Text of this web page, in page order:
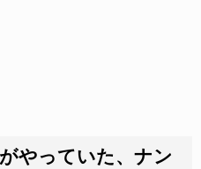
やっていた、ナン